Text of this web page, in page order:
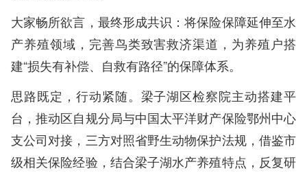
大家畅所欲言，最终形成共识：将保险保障延伸至水
产养殖领域，完善鸟类致害救济渠道，为养殖户搭
建“损失有补偿、自救有路径”的保障体系。
思路既定，行动紧随。梁子湖区检察院主动搭建平
台，推动区自规分局与中国太平洋财产保险鄂州中心
支公司对接，三方对照省野生动物保护法规，借鉴市
级相关保险经验，结合梁子湖水产养殖特点，反复研